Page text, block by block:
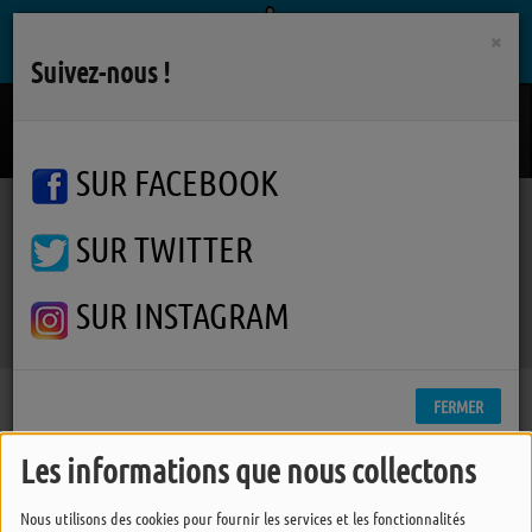
Les informations que nous collectons
Nous utilisons des cookies pour fournir les services et les fonctionnalités
Podcasts Furie de Temps
Furie de Temps
×
Suivez-nous !
SUR FACEBOOK
SUR TWITTER
SUR INSTAGRAM
FERMER